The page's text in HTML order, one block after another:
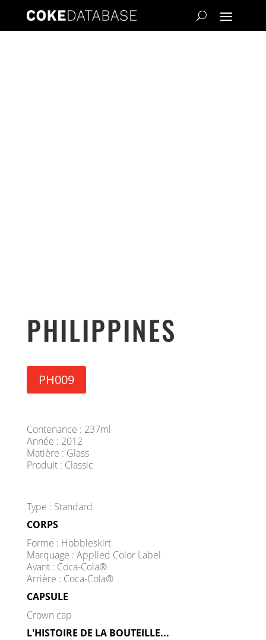
PHILIPPINES
PH009
Contenance : 237ml
Année : 2012
Matière : Glass
Produit : Classic
Type : Standard
CORPS
Forme : Hobbleskirt
Marquage : Applied Color Label
Avant : Coca-Cola®
Arrière : Coca-Cola®
CAPSULE
Crown cap
L'HISTOIRE DE LA BOUTEILLE...